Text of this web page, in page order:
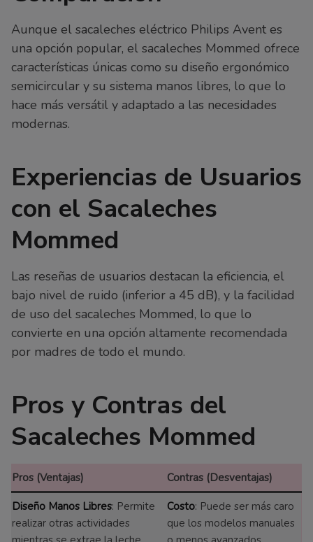
Aunque el sacaleches eléctrico Philips Avent es
una opción popular, el sacaleches Mommed ofrece
características únicas como su diseño ergonómico
semicircular y su sistema manos libres, lo que lo
hace más versátil y adaptado a las necesidades
modernas.
Experiencias de Usuarios
con el Sacaleches
Mommed
Las reseñas de usuarios destacan la eficiencia, el
bajo nivel de ruido (inferior a 45 dB), y la facilidad
de uso del sacaleches Mommed, lo que lo
convierte en una opción altamente recomendada
por madres de todo el mundo.
Pros y Contras del
Sacaleches Mommed
Pros (Ventajas) Contras (Desventajas)
Diseño Manos Libres: Permite
realizar otras actividades
Costo: Puede ser más caro
que los modelos manuales